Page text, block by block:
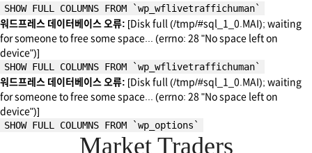
SHOW FULL COLUMNS FROM `wp_wflivetraffichuman`
워드프레스 데이터베이스 오류: [Disk full (/tmp/#sql_1_0.MAI); waiting
for someone to free some space... (errno: 28 "No space left on
device")]
SHOW FULL COLUMNS FROM `wp_wflivetraffichuman`
워드프레스 데이터베이스 오류: [Disk full (/tmp/#sql_1_0.MAI); waiting
for someone to free some space... (errno: 28 "No space left on
device")]
SHOW FULL COLUMNS FROM `wp_options`
Market Traders